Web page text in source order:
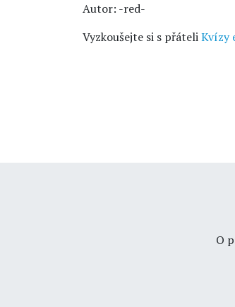
Autor: -red-
Vyzkoušejte si s přáteliKvízy
O